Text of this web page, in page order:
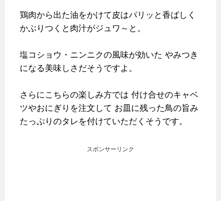
鶏肉から出た油をかけて皮はパリッと香ばしく
かぶりつくと肉汁がジュワ～と。
塩コショウ・ニンニクの風味が効いた やみつき
になる美味しさだそうですよ。
さらにこちらの楽しみ方では 付け合せのキャベ
ツやおにぎりを注文して お皿に残った鳥の旨み
たっぷりのタレを付けていただくそうです。
スポンサーリンク